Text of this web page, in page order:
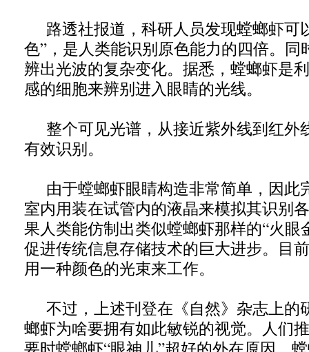
路透社报道，科研人员发现螳螂虾可
色”，是人类能识别原色能力的四倍。同
辨出光波的复杂变化。据悉，螳螂虾是
感的细胞来辨别进入眼睛的光线。
整个可见光谱，从接近紫外线到红外
有效识别。
由于螳螂虾眼睛构造非常简单，因此
室内用装在试管内的液晶来模拟其识别
果人类能仿制出类似螳螂虾那样的“火眼
促进传统信息存储技术的巨大进步。目
用一种颜色的光束来工作。
不过，上述刊登在《自然》杂志上的
螂虾为啥要拥有如此敏锐的视觉。人们